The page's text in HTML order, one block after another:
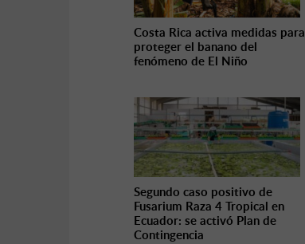
Costa Rica activa medidas para
proteger el banano del
fenómeno de El Niño
Segundo caso positivo de
Fusarium Raza 4 Tropical en
Ecuador: se activó Plan de
Contingencia